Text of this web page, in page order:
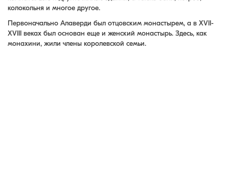
колокольня и многое другое.
Первоначально Алаверди был отцовским монастырем, а в XVII-
XVIII веках был основан еще и женский монастырь. Здесь, как
монахини, жили члены королевской семьи.